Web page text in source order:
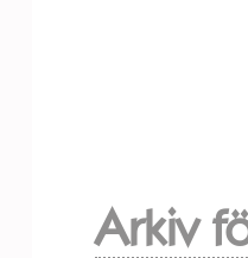
Arkiv